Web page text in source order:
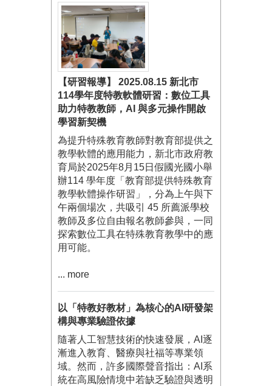
【研習報導】 2025.08.15 新北市
114學年度特教軟體研習：數位工具
助力特教教師，AI 與多元操作開啟
學習新契機
為提升特殊教育教師對教育部提供之
教學軟體的應用能力，新北市政府教
育局於2025年8月15日假國光國小舉
辦114 學年度「教育部提供特殊教育
教學軟體操作研習」，分為上午與下
午兩個場次，共吸引 45 所薦派學校
教師及多位自由報名教師參與，一同
探索數位工具在特殊教育教學中的應
用可能。
... more
以「特教好教材」為核心的AI研發架
構與專業驗證依據
隨著人工智慧技術的快速發展，AI逐
漸進入教育、醫療與社福等專業領
域。然而，許多國際聲音指出：AI系
統在高風險情境中若缺乏驗證與透明